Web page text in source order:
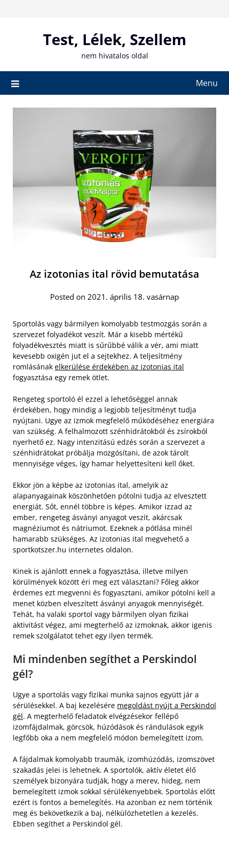
Test, Lélek, Szellem
nem hivatalos oldal
Menu
Az izotonias ital rövid bemutatása
Posted on 2021. április 18. vasárnap
Sportolás vagy bármilyen komolyabb testmozgás során a
szervezet folyadékot veszít. Már a kisebb mértékű
folyadékvesztés miatt is sűrűbbé válik a vér, ami miatt
kevesebb oxigén jut el a sejtekhez. A teljesítmény
romlásának elkerülése érdekében az izotonias ital
fogyasztása egy remek ötlet.
Rengeteg sportoló él ezzel a lehetőséggel annak
érdekében, hogy mindig a legjobb teljesítményt tudja
nyújtani. Ugye az izmok megfelelő működéséhez energiára
van szükség. A felhalmozott szénhidrátokból és zsírokból
nyerhető ez. Nagy intenzitású edzés során a szervezet a
szénhidrátokat próbálja mozgósítani, de azok tárolt
mennyisége véges, így hamar helyettesíteni kell őket.
Ekkor jön a képbe az izotonias ital, amelyik az
alapanyagainak köszönhetően pótolni tudja az elvesztett
energiát. Sőt, ennél többre is képes. Amikor izzad az
ember, rengeteg ásványi anyagot veszít, akárcsak
magnéziumot és nátriumot. Ezeknek a pótlása minél
hamarabb szükséges. Az izotonias ital megvehető a
sportkotszer.hu internetes oldalon.
Kinek is ajánlott ennek a fogyasztása, illetve milyen
körülmények között éri meg ezt választani? Főleg akkor
érdemes ezt megvenni és fogyasztani, amikor pótolni kell a
menet közben elveszített ásványi anyagok mennyiségét.
Tehát, ha valaki sportol vagy bármilyen olyan fizikai
aktivitást végez, ami megterhelő az izmoknak, akkor igenis
remek szolgálatot tehet egy ilyen termék.
Mi mindenben segíthet a Perskindol
gél?
Ugye a sportolás vagy fizikai munka sajnos együtt jár a
sérülésekkel. A baj kezelésére megoldást nyújt a Perskindol
gél. A megterhelő feladatok elvégzésekor fellépő
izomfájdalmak, görcsök, húzódások és rándulások egyik
legfőbb oka a nem megfelelő módon bemelegített izom.
A fájdalmak komolyabb traumák, izomhúzódás, izomszövet
szakadás jelei is lehetnek. A sportolók, aktív életet élő
személyek bizonyára tudják, hogy a merev, hideg, nem
bemelegített izmok sokkal sérülékenyebbek. Sportolás előtt
ezért is fontos a bemelegítés. Ha azonban ez nem történik
meg és bekövetkezik a baj, nélkülözhetetlen a kezelés.
Ebben segíthet a Perskindol gél.